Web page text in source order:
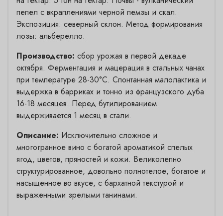
пепел с вкраплениями черной пемзы и скал.
Экспозиция: северный склон. Метод формирования
лозы: альберелло.
Производство: сбор урожая в первой декаде
октября. Ферментация и мацерация в стальных чанах
при температуре 28-30°C. Спонтанная малолактика и
выдержка в барриках и тонно из французского дуба
16-18 месяцев. Перед бутилированием
выдерживается 1 месяц в стали.
Описание: Исключительно сложное и
многогранное вино с богатой ароматикой спелых
ягод, цветов, пряностей и кожи. Великолепно
структурированное, довольно полнотелое, богатое и
насыщенное во вкусе, с бархатной текстурой и
выраженными зрелыми танинами.